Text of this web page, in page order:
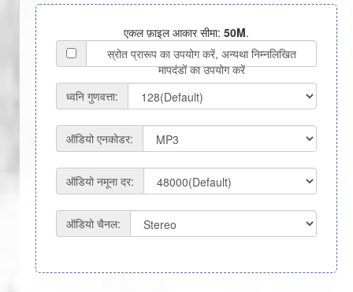
एकल फ़ाइल आकार सीमा: 50M.
स्रोत प्रारूप का उपयोग करें, अन्यथा निम्नलिखित
मापदंडों का उपयोग करें
ध्वनि गुणवत्ता:
ऑडियो एनकोडर:
ऑडियो नमूना दर:
ऑडियो चैनल: